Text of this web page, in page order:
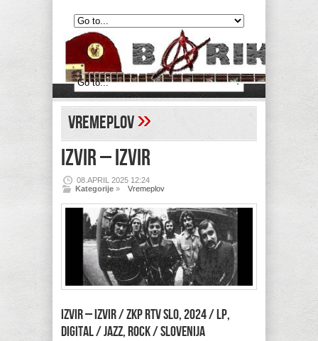
Vremeplov»
IZVIR – Izvir
08.APRIL 2025 12:24
Kategorije » Vremeplov
IZVIR – Izvir / ZKP RTV SLO, 2024 / LP,
Digital / jazz, rock / Slovenija